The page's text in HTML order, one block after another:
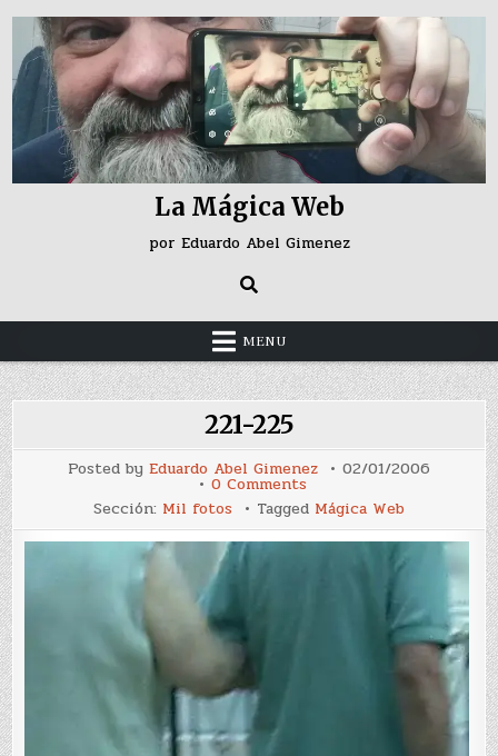
Skip
content
La Mágica Web
por Eduardo Abel Gimenez
MENU
221-225
Posted by Eduardo Abel Gimenez 02/01/2006
0 Commentson
221-
225
Sección: Mil fotos Tagged Mágica Web